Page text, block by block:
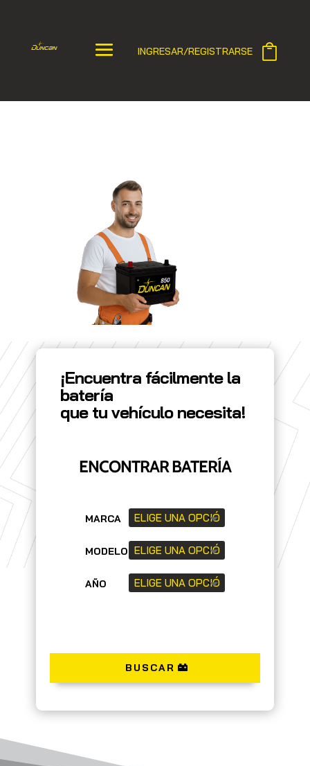
INGRESAR/REGISTRARSE
¡Encuentra fácilmente la
batería
que tu vehículo necesita!
ENCONTRAR BATERÍA
MARCA
MODELO
AÑO
BUSCAR